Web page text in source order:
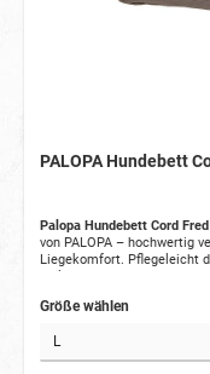
PALOPA Hundebett
Palopa Hundebett Cord
von PALOPA – hochwertig
Liegekomfort. Pflegeleicht
Größe wählen